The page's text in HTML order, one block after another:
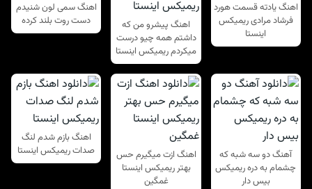
اهنگ یادته قسمت هورد
فرشاد مرادی ریمیکس
اینستا
اهنگ پیشرو من که
داشتم همه چیو درست
میکردم ریمیکس اینستا
اهنگ سمی لون شنیدم
دست روت بلند کرده
آهنگ دو سه شبه که
چشمام به دره ریمیکس
بیس دار
اهنگ ازت میگیرم حس
بهتر ریمیکس اینستا
غمگین
اهنگ بازم شدم لنگ
صدات ریمیکس اینستا